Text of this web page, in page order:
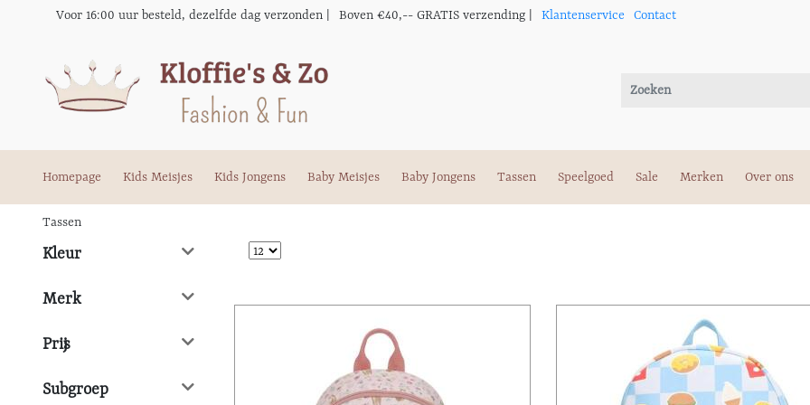
Voor 16:00 uur besteld, dezelfde dag verzonden | Boven €40,-- GRATIS verzending | Klantenservice Contact
Homepage Kids Meisjes Kids Jongens Baby Meisjes Baby Jongens Tassen Speelgoed Sale Merken Over ons
Tassen
Kleur
Merk
Prijs
Subgroep